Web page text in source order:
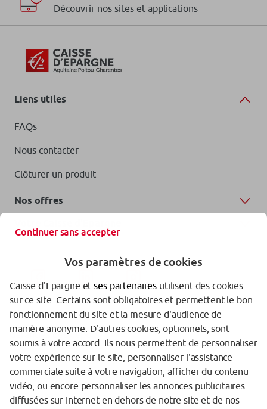
Découvrir nos sites et applications
Liens utiles
FAQs
Nous contacter
Clôturer un produit
Nos offres
Garanties des dépôts
Protection des données personnelles
Politique cookies
Services
Continuer sans accepter
Vos paramètres de cookies
Caisse d'Epargne etses partenaires utilisent des cookies
sur ce site. Certains sont obligatoires et permettent le bon
fonctionnement du site et la mesure d'audience de
manière anonyme. D'autres cookies, optionnels, sont
soumis à votre accord. Ils nous permettent de personnaliser
votre expérience sur le site, personnaliser l'assistance
commerciale suite à votre navigation, afficher du contenu
vidéo, ou encore personnaliser les annonces publicitaires
diffusées sur Internet en dehors de notre site et de nos